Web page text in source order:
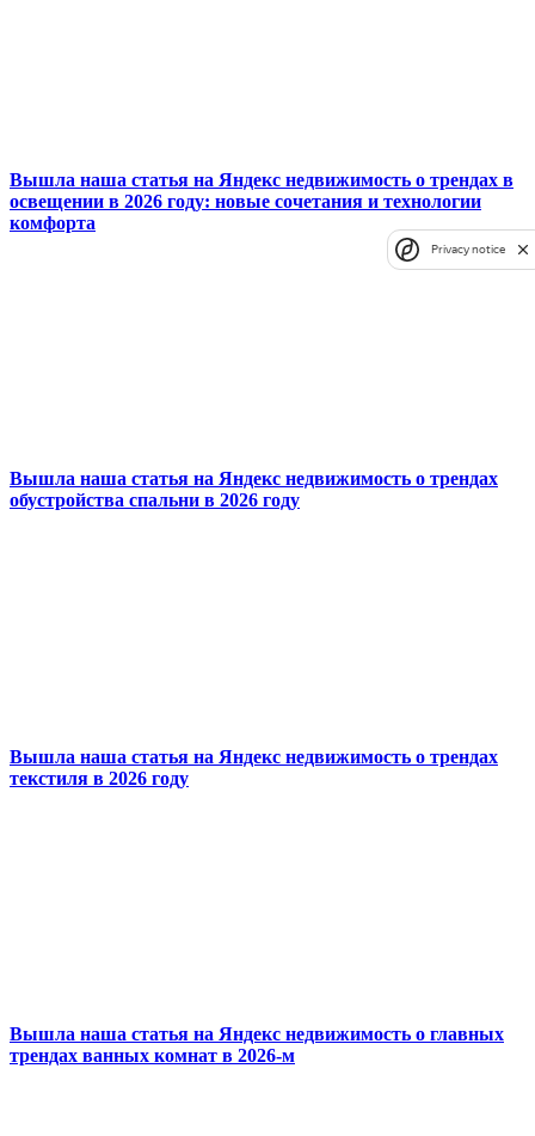
Вышла наша статья на Яндекс недвижимость о трендах в
освещении в 2026 году: новые сочетания и технологии
комфорта
Вышла наша статья на Яндекс недвижимость о трендах
обустройства спальни в 2026 году
Вышла наша статья на Яндекс недвижимость о трендах
текстиля в 2026 году
Вышла наша статья на Яндекс недвижимость о главных
трендах ванных комнат в 2026-м
Privacy notice